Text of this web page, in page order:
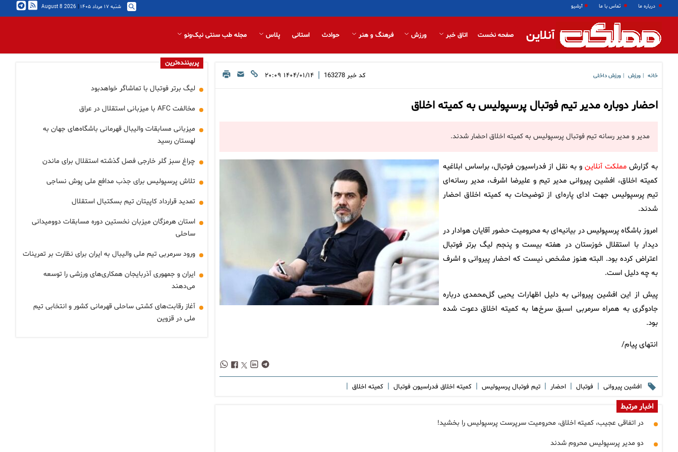
درباره ما تماس با ما آرشیو شنبه ۱۷ مرداد ۱۴۰۵ |
2026 August 8
آنلاین صفحه نخست اتاق خبر ورزش فرهنگ و هنر حوادث استانی پلاس مجله طب سنتی نیک‌ونو
خانه ورزش ورزش داخلی کد خبر 163278
| ۱۴۰۴/۰۱/۱۴ ۲۰:۰۹
احضار دوباره مدیر تیم فوتبال پرسپولیس به کمیته اخلاق
مدیر و مدیر رسانه تیم فوتبال پرسپولیس به کمیته اخلاق احضار شدند.
به گزارش مملکت آنلاین و به نقل از فدراسیون فوتبال، براساس ابلاغیه
کمیته اخلاق، افشین پیروانی مدیر تیم و علیرضا اشرف، مدیر رسانه‌ای
تیم پرسپولیس جهت ادای پاره‌ای از توضیحات به کمیته اخلاق احضار
شدند.
امروز باشگاه پرسپولیس در بیانیه‌ای به محرومیت حضور آقایان هوادار در
دیدار با استقلال خوزستان در هفته بیست و پنجم لیگ برتر فوتبال
اعتراض کرده بود. البته هنوز مشخص نیست که احضار پیروانی و اشرف
به چه دلیل است.
پیش از این افشین پیروانی به دلیل اظهارات یحیی گل‌محمدی درباره
جادوگری به همراه سرمربی اسبق سرخ‌ها به کمیته اخلاق دعوت شده
بود.
انتهای پیام/
افشین پیروانی | فوتبال | احضار | تیم فوتبال پرسپولیس | کمیته اخلاق فدراسیون فوتبال | کمیته اخلاق |
اخبار مرتبط
در اتفاقی عجیب، کمیته اخلاق، محرومیت سرپرست پرسپولیس را بخشید!
دو مدیر پرسپولیس محروم شدند
پربیننده‌ترین
لیگ برتر فوتبال با تماشاگر خواهدبود
مخالفت AFC با میزبانی استقلال در عراق
میزبانی مسابقات والیبال قهرمانی باشگاه‌های جهان به
لهستان رسید
چراغ سبز گلر خارجی فصل گذشته استقلال برای ماندن
تلاش پرسپولیس برای جذب مدافع ملی پوش نساجی
تمدید قرارداد کاپیتان تیم بسکتبال استقلال
استان هرمزگان میزبان نخستین دوره مسابقات دوومیدانی
ساحلی
ورود سرمربی تیم ملی والیبال به ایران برای نظارت بر تمرینات
ایران و جمهوری آذربایجان همکاری‌های ورزشی را توسعه
می‌دهند
آغاز رقابت‌های کشتی ساحلی قهرمانی کشور و انتخابی تیم
ملی در قزوین